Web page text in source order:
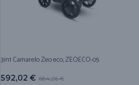
3in1 Camarelo Zeo eco, ZEOECO-05
684,26€
592,02 €